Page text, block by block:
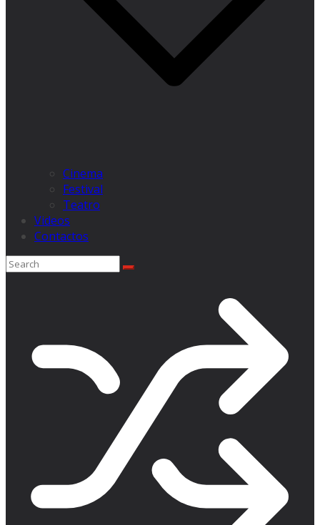
Cinema
Festival
Teatro
Videos
Contactos